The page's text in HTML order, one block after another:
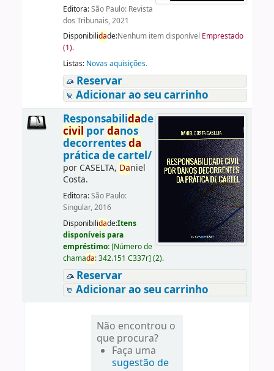
Editora:São Paulo: Revista
dos Tribunais, 2021
Disponibilidade:Nenhum item disponível Emprestado
(1).
Listas: Novas aquisições.
Reservar
Adicionar ao seu carrinho
Responsabilidade
civil pordanos
decorrentesda
prática de cartel/
por CASELTA, Daniel
Costa.
Editora:São Paulo:
Singular, 2016
Disponibilidade:Itens
disponíveis para
empréstimo: [Número de
chamada:342.151 C337r] (2).
Reservar
Adicionar ao seu carrinho
Não encontrou o
que procura?
Faça uma
sugestão de